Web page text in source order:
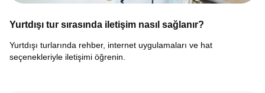
Yurtdışı tur sırasında iletişim nasıl sağlanır?
Yurtdışı turlarında rehber, internet uygulamaları ve hat
seçenekleriyle iletişimi öğrenin.